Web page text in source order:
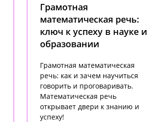
Грамотная
математическая речь:
ключ к успеху в науке и
образовании
Грамотная математическая
речь: как и зачем научиться
говорить и проговаривать.
Математическая речь
открывает двери к знанию и
успеху!